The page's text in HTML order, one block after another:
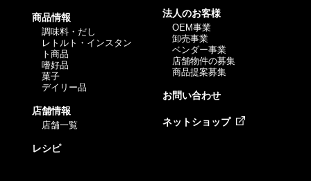
商品情報
調味料・だし
レトルト・インスタン
ト商品
嗜好品
菓子
デイリー品
店舗情報
店舗一覧
レシピ
法人のお客様
OEM事業
卸売事業
ベンダー事業
店舗物件の募集
商品提案募集
お問い合わせ
ネットショップ